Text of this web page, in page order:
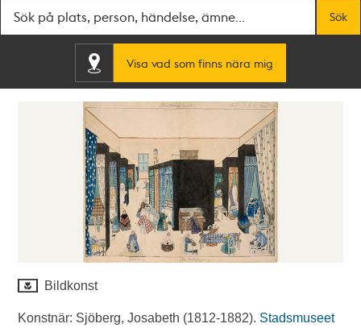
Sök
Visa vad som finns nära mig
Bildkonst
Konstnär: Sjöberg, Josabeth (1812-1882). Stadsmuseet